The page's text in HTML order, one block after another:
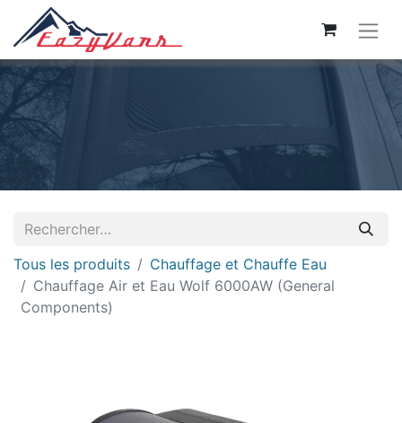
Tous les produits
Chauffage et Chauffe Eau
Chauffage Air et Eau Wolf 6000AW (General
Components)